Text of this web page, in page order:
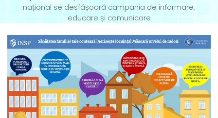
național se desfășoară campania de informare,
educare și comunicare